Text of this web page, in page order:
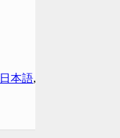
日本語,